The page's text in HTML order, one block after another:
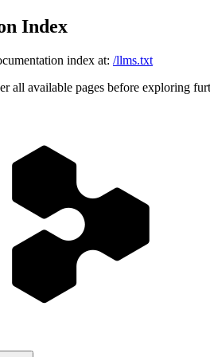
Index
index at: /llms.txt
all available pages before exploring